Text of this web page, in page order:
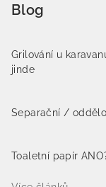
Blog
Grilování u
jinde
Separační /
Toaletní papír